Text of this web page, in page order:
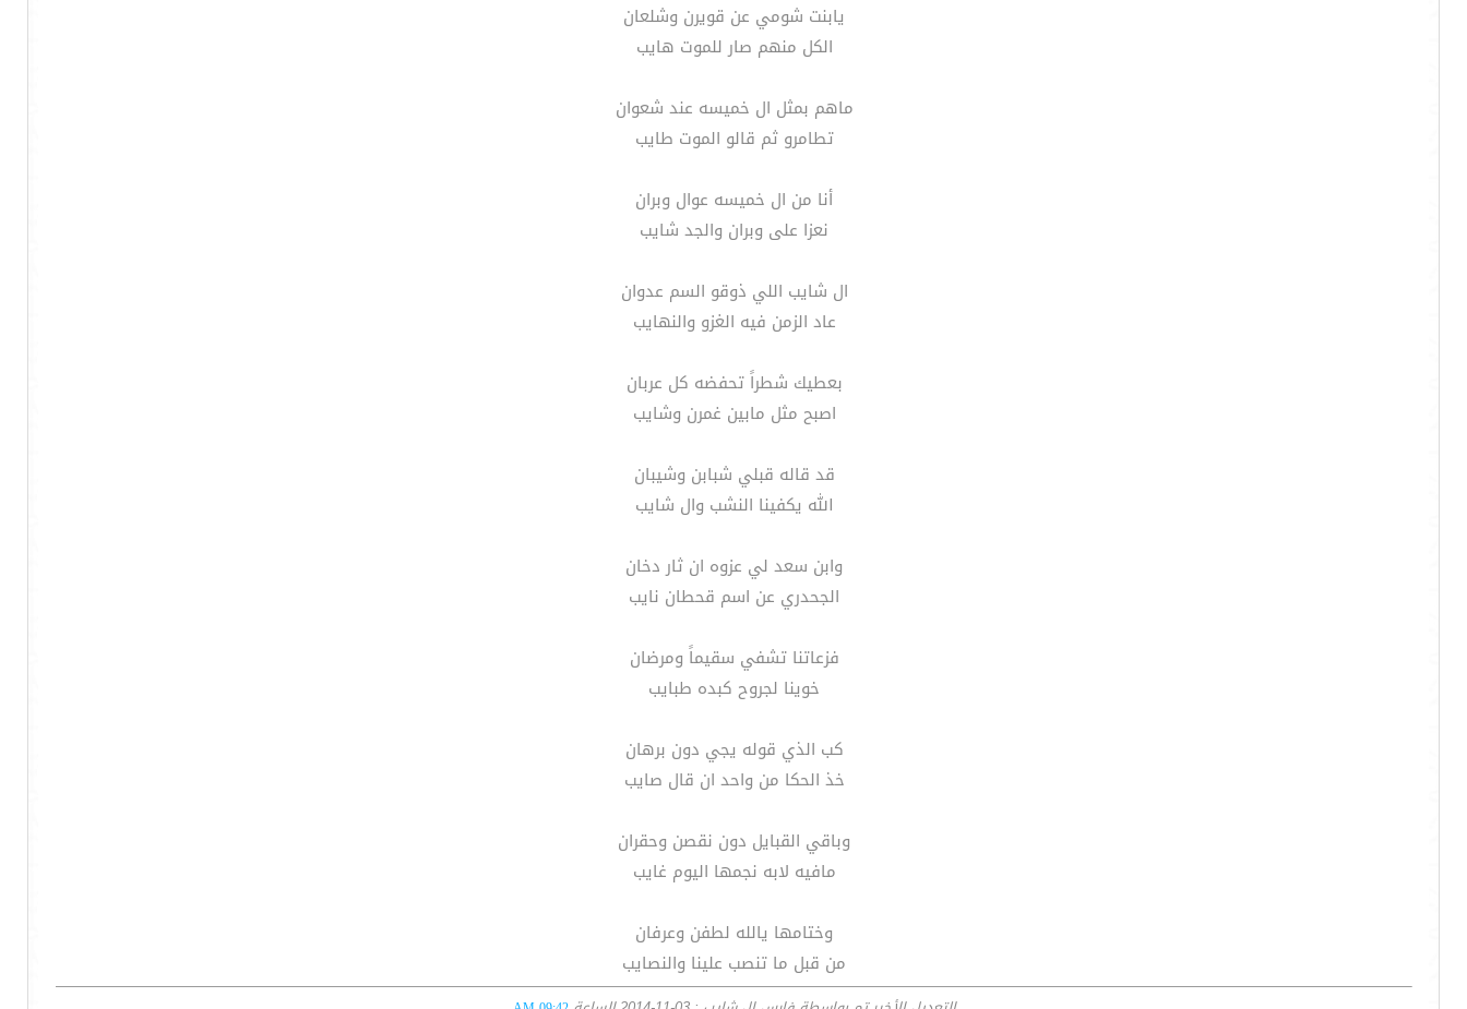
يابنت شومي عن قويرن وشلعان
الكل منهم صار للموت هايب
ماهم بمثل ال خميسه عند شعوان
تطامرو ثم قالو الموت طايب
أنا من ال خميسه عوال وبران
نعزا على وبران والجد شايب
ال شايب اللي ذوقو السم عدوان
عاد الزمن فيه الغزو والنهايب
بعطيك شطراً تحفضه كل عربان
اصبح مثل مابين غمرن وشايب
قد قاله قبلي شبابن وشيبان
الله يكفينا النشب وال شايب
وابن سعد لي عزوه ان ثار دخان
الجحدري عن اسم قحطان نايب
فزعاتنا تشفي سقيماً ومرضان
خوينا لجروح كبده طبايب
كب الذي قوله يجي دون برهان
خذ الحكا من واحد ان قال صايب
وباقي القبايل دون نقصن وحقران
مافيه لابه نجمها اليوم غايب
وختامها يالله لطفن وعرفان
من قبل ما تنصب علينا والنصايب